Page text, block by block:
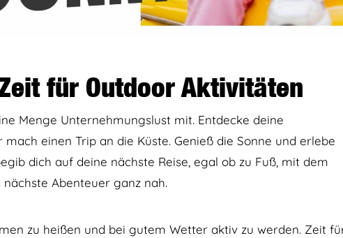
für Outdoor Aktivitäten
Menge Unternehmungslust mit. Entdecke deine
einen Trip an die Küste. Genieß die Sonne und erlebe
dich auf deine nächste Reise, egal ob zu Fuß, mit dem
Abenteuer ganz nah.
zu heißen und bei gutem Wetter aktiv zu werden. Zeit